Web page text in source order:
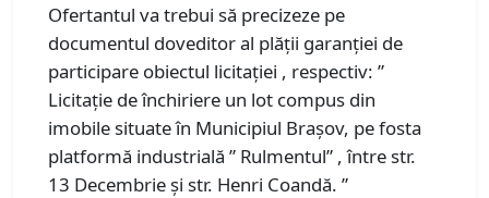
Ofertantul va trebui să precizeze pe
documentul doveditor al plății garanţiei de
participare obiectul licitației , respectiv: ”
Licitație de închiriere un lot compus din
imobile situate în Municipiul Brașov, pe fosta
platformă industrială ” Rulmentul” , între str.
13 Decembrie și str. Henri Coandă. ”